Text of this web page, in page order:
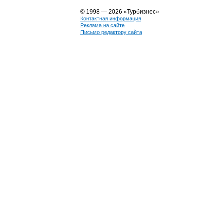
© 1998 — 2026 «Турбизнес»
Контактная информация
Реклама на сайте
Письмо редактору сайта